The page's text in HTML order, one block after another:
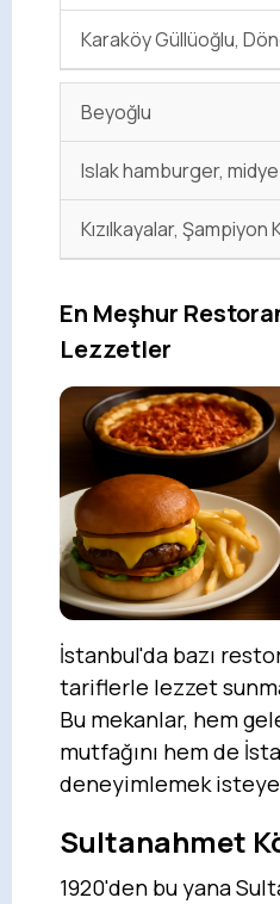
Karaköy Güllüoğlu,
Beyoğlu
Islak hamburger,
Kızılkayalar, Şampiyon
En Meşhur
Lezzetler
İstanbul'da bazı
tariflerle lezzet
Bu mekanlar, hem
mutfağını hem de
deneyimlemek
Sultanahmet
1920'den bu yana